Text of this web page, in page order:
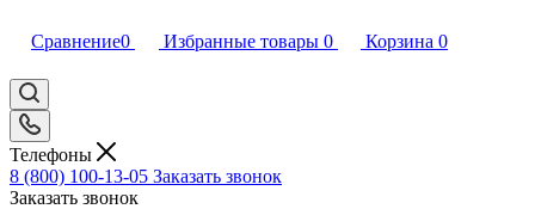
Сравнение0 Избранные товары 0 Корзина 0
Телефоны
8 (800) 100-13-05 Заказать звонок
Заказать звонок